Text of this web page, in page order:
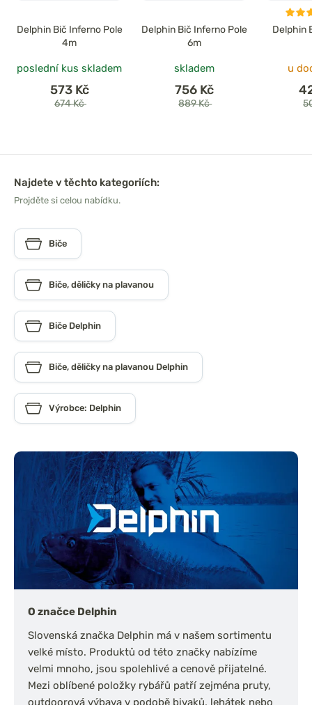
Delphin Bič Inferno Pole
4m
poslední kus skladem
573 Kč
674 Kč
Delphin Bič Inferno Pole
6m
skladem
756 Kč
889 Kč
Delphin
u
Najdete v těchto kategoriích:
Projděte si celou nabídku.
Biče
Biče, děličky na plavanou
Biče Delphin
Biče, děličky na plavanou Delphin
Výrobce: Delphin
O značce Delphin
Slovenská značka Delphin má v našem sortimentu
velké místo. Produktů od této značky nabízíme
velmi mnoho, jsou spolehlivé a cenově přijatelné.
Mezi oblíbené položky rybářů patří zejména pruty,
outdoorová výbava v podobě bivaků, lehátek nebo